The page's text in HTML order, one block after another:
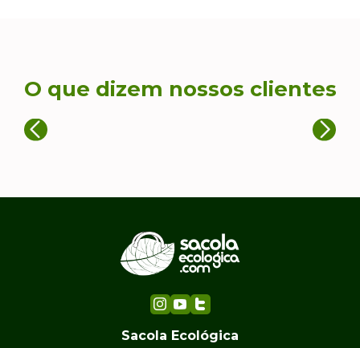
O que dizem nossos clientes
Sacola Ecológica